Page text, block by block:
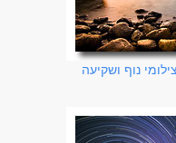
נוף ושקיעה